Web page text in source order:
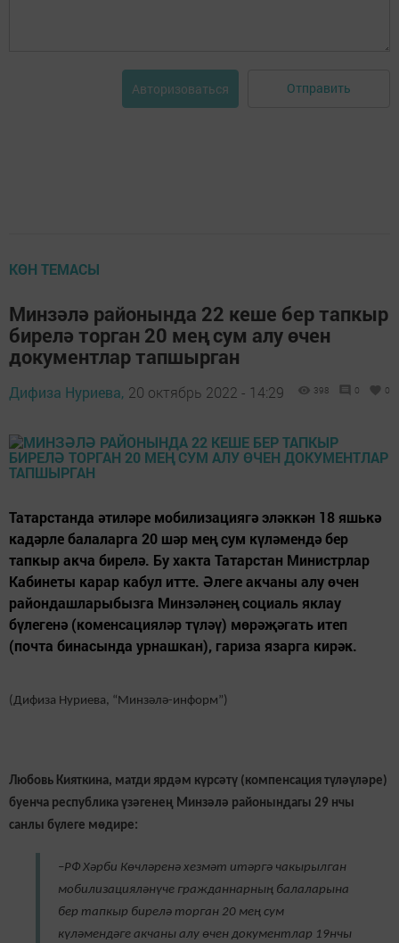
Авторизоваться Отправить
КӨН ТЕМАСЫ
Минзәлә районында 22 кеше бер тапкыр
бирелә торган 20 мең сум алу өчен
документлар тапшырган
Дифиза Нуриева, 20 октябрь 2022 - 14:29 398 0 0
Татарстанда әтиләре мобилизациягә эләккән 18 яшькә
кадәрле балаларга 20 шәр мең сум күләмендә бер
тапкыр акча бирелә. Бу хакта Татарстан Министрлар
Кабинеты карар кабул итте. Әлеге акчаны алу өчен
райондашларыбызга Минзәләнең социаль яклау
бүлегенә (коменсацияләр түләү) мөрәҗәгать итеп
(почта бинасында урнашкан), гариза язарга кирәк.
(Дифиза Нуриева, “Минзәлә-информ”)
Любовь Кияткина, матди ярдәм күрсәтү (компенсация түләүләре)
буенча республика үзәгенең Минзәлә районындагы 29 нчы
санлы бүлеге мөдире:
–РФ Хәрби Көчләренә хезмәт итәргә чакырылган
мобилизацияләнүче гражданнарның балаларына
бер тапкыр бирелә торган 20 мең сум
күләмендәге акчаны алу өчен документлар 19нчы